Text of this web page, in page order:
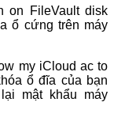
on FileVault disk
ổ cứng trên máy
my iCloud ac to
ổ đĩa của bạn
mật khẩu máy